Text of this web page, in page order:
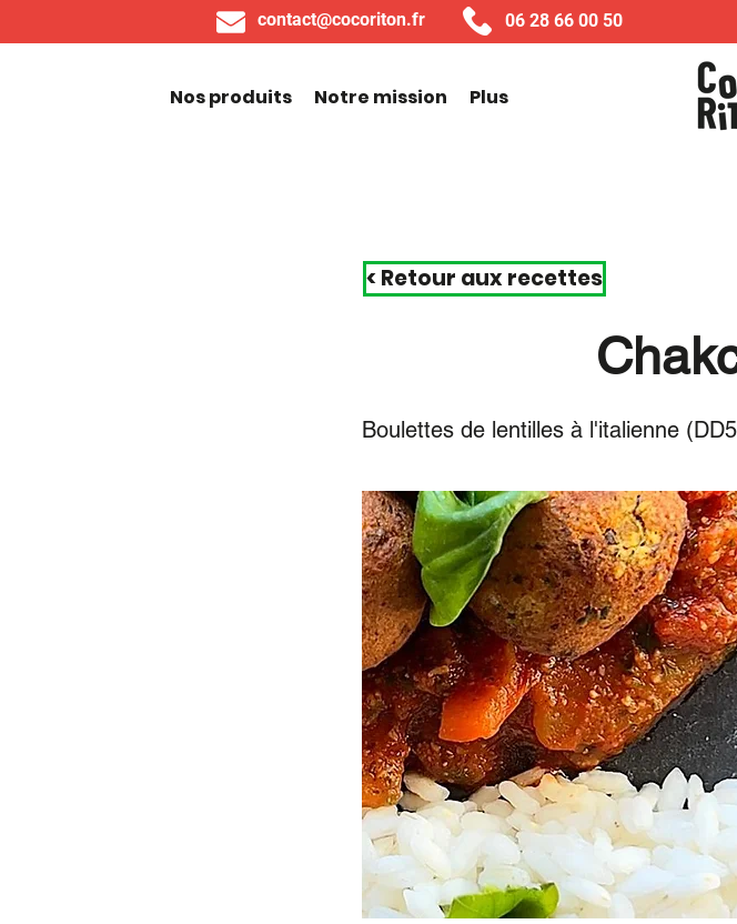
contact@cocoriton.fr 06 28 66 00 50
Nos produits Notre mission Plus
< Retour aux recettes
Boulettes de lentilles à l'italienne